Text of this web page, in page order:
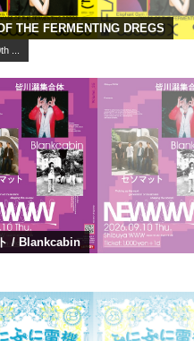
THE FERMENTING DREGS
...
/ Blankcabin